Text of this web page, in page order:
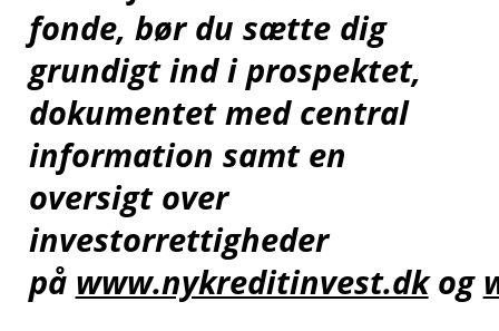
fonde, bør du sætte dig
grundigt ind i prospektet,
dokumentet med central
information samt en
oversigt over
investorrettigheder
på www.nykreditinvest.dkog